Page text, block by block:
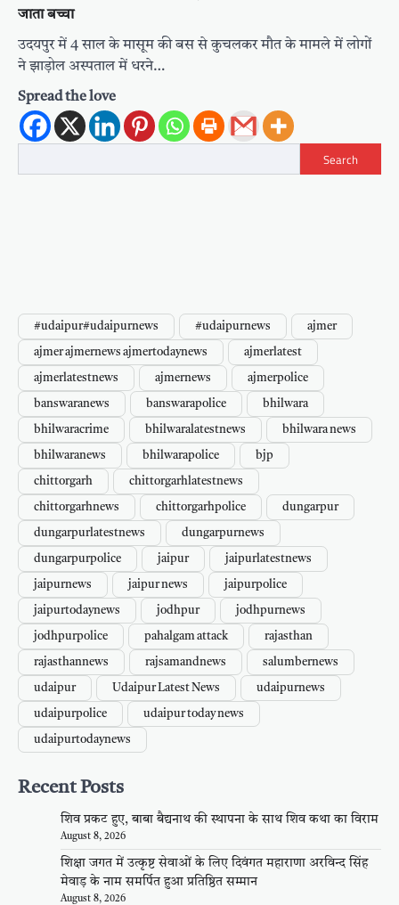
जाता बच्चा
उदयपुर में 4 साल के मासूम की बस से कुचलकर मौत के मामले में लोगों
ने झाड़ोल अस्पताल में धरने…
Spread the love
Search
#udaipur#udaipurnews #udaipurnews ajmer
ajmer ajmernews ajmertodaynews ajmerlatest
ajmerlatestnews ajmernews ajmerpolice
banswaranews banswarapolice bhilwara
bhilwaracrime bhilwaralatestnews bhilwara news
bhilwaranews bhilwarapolice bjp
chittorgarh chittorgarhlatestnews
chittorgarhnews chittorgarhpolice dungarpur
dungarpurlatestnews dungarpurnews
dungarpurpolice jaipur jaipurlatestnews
jaipurnews jaipur news jaipurpolice
jaipurtodaynews jodhpur jodhpurnews
jodhpurpolice pahalgam attack rajasthan
rajasthannews rajsamandnews salumbernews
udaipur Udaipur Latest News udaipurnews
udaipurpolice udaipur today news
udaipurtodaynews
Recent Posts
शिव प्रकट हुए, बाबा बैद्यनाथ की स्थापना के साथ शिव कथा का विराम
August 8, 2026
शिक्षा जगत में उत्कृष्ट सेवाओं के लिए दिवंगत महाराणा अरविन्द सिंह
मेवाड़ के नाम समर्पित हुआ प्रतिष्ठित सम्मान
August 8, 2026